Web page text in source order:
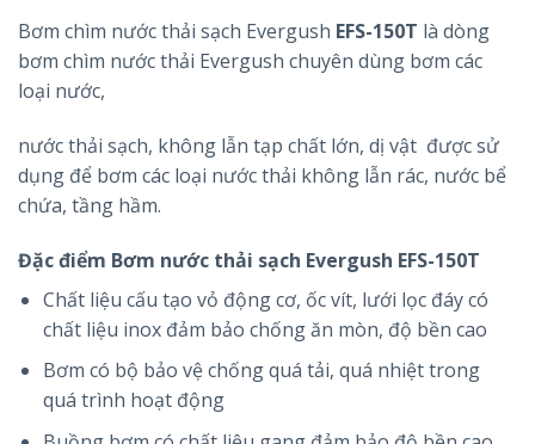
Bơm chìm nước thải sạch Evergush EFS-150T là dòng
bơm chìm nước thải Evergush chuyên dùng bơm các
loại nước,
nước thải sạch, không lẫn tạp chất lớn, dị vật được sử
dụng để bơm các loại nước thải không lẫn rác, nước bể
chứa, tầng hầm.
Đặc điểm Bơm nước thải sạch Evergush EFS-150T
Chất liệu cấu tạo vỏ động cơ, ốc vít, lưới lọc đáy có
chất liệu inox đảm bảo chống ăn mòn, độ bền cao
Bơm có bộ bảo vệ chống quá tải, quá nhiệt trong
quá trình hoạt động